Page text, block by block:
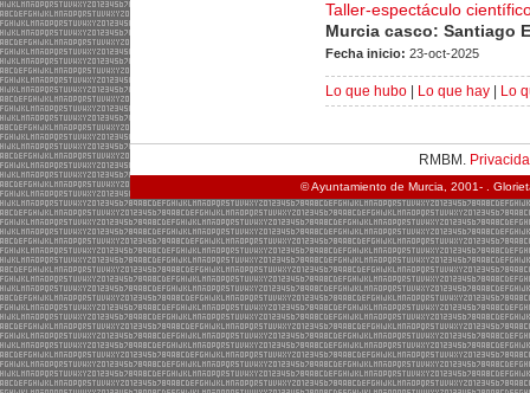
Taller-espectáculo
Murcia casco: Santiago
Fecha inicio: 23-oct-2025
Lo que hubo Lo que hay Lo
RMBM.
© Ayuntamiento de Murcia, 2001- .